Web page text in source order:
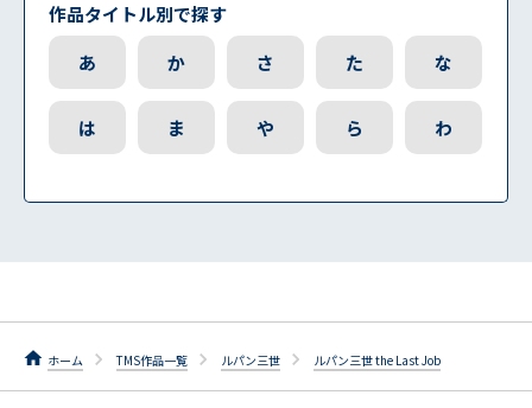
作品タイトル別で探す
あ
か さ た な
は ま や ら わ
ホーム TMS作品一覧 ルパン三世 ルパン三世 the Last Job